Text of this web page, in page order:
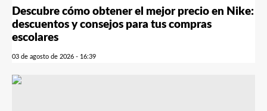
Descubre cómo obtener el mejor precio en Nike:
descuentos y consejos para tus compras
escolares
03 de agosto de 2026 - 16:39